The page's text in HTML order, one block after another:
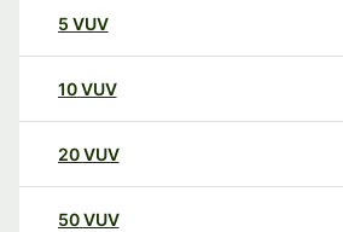
5 VUV
10VUV
20VUV
50VUV